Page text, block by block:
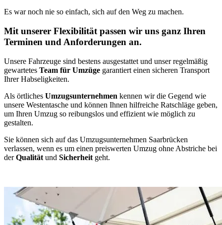
Es war noch nie so einfach, sich auf den Weg zu machen.
Mit unserer Flexibilität passen wir uns ganz Ihren
Terminen und Anforderungen an.
Unsere Fahrzeuge sind bestens ausgestattet und unser regelmäßig
gewartetes Team für Umzüge garantiert einen sicheren Transport
Ihrer Habseligkeiten.
Als örtliches Umzugsunternehmen kennen wir die Gegend wie
unsere Westentasche und können Ihnen hilfreiche Ratschläge geben,
um Ihren Umzug so reibungslos und effizient wie möglich zu
gestalten.
Sie können sich auf das Umzugsunternehmen Saarbrücken
verlassen, wenn es um einen preiswerten Umzug ohne Abstriche bei
derQualität und Sicherheit geht.